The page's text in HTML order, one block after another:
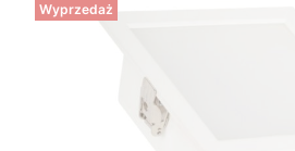
Wyprzedaż